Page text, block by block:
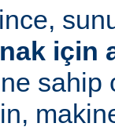
için
ne sahip